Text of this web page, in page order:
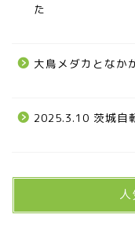
た
大鳥メダカとなか
2025.3.10 茨城自
人